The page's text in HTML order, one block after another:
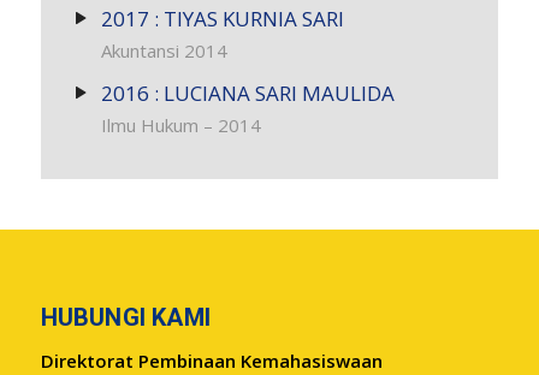
2017 : TIYAS KURNIA SARI
Akuntansi 2014
2016 : LUCIANA SARI MAULIDA
Ilmu Hukum – 2014
HUBUNGI KAMI
Direktorat Pembinaan Kemahasiswaan